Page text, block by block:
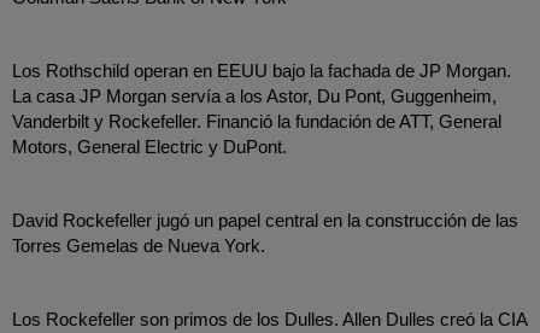
Los Rothschild operan en EEUU bajo la fachada de JP Morgan.
La casa JP Morgan servía a los Astor, Du Pont, Guggenheim,
Vanderbilt y Rockefeller. Financió la fundación de ATT, General
Motors, General Electric y DuPont.
David Rockefeller jugó un papel central en la construcción de las
Torres Gemelas de Nueva York.
Los Rockefeller son primos de los Dulles. Allen Dulles creó la CIA